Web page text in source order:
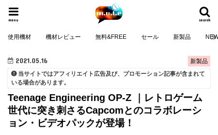
search
menu
使用機材 機材レビュー 無料&FREE セール 新製品
新製品
2021.05.16
当サイトではアフィリエイト広告及び、プロモーション記事が含まれて
いる場合があります。
Teenage Engineering OP-Z ｜レトロゲーム
世代に突き刺さるCapcomとのコラボレーシ
ョン・ビデオパックが登場！